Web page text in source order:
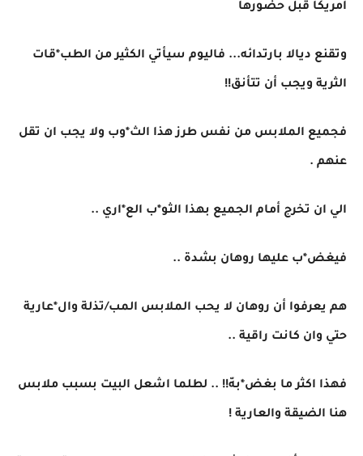
أمريكا قبل حضورها
وتقنع ديالا بارتدائه... فاليوم سيأتي الكثير من الطب*قات
الثرية ويجب أن تتأنق!!
فجميع الملابس من نفس طرز هذا الث*وب ولا يجب ان تقل
عنهم .
الي ان تخرج أمام الجميع بهذا الثو*ب الع*اري ..
فيغض*ب عليها روهان بشدة ..
هم يعرفوا أن روهان لا يحب الملابس المب/تذلة وال*عارية
حتي وان كانت راقية ..
فهذا اكثر ما بغض*بهّ!! .. لطلما اشعل البيت بسبب ملابس
هنا الضيقة والعارية !